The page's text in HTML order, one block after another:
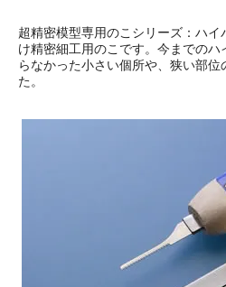
超精密模型専用のこシリーズ：ハ
け精密細工用のこです。今までの
らなかった小さい個所や、狭い部
た。